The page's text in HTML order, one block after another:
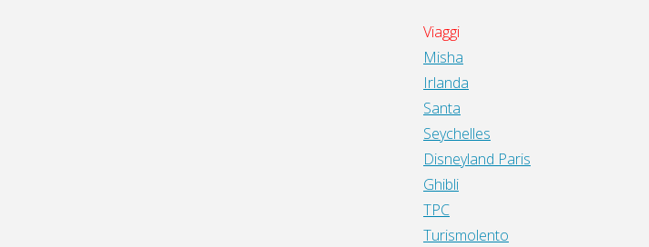
Viaggi
Misha
Irlanda
Santa
Seychelles
Disneyland Paris
Ghibli
TPC
Turismolento